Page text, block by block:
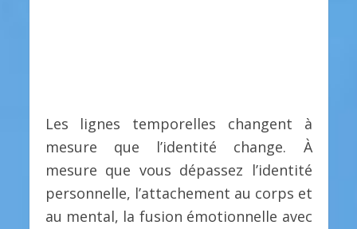
Les lignes temporelles changent à
mesure que l’identité change. À
mesure que vous dépassez l’identité
personnelle, l’attachement au corps et
au mental, la fusion émotionnelle avec